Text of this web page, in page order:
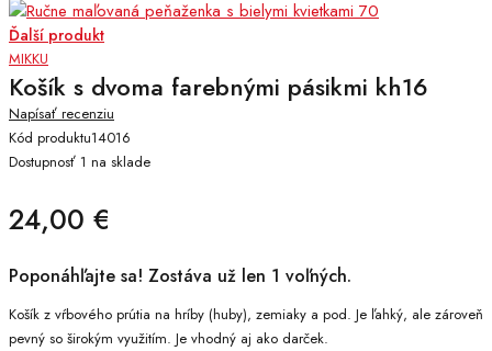
Ďalší produkt
MIKKU
Košík s dvoma farebnými pásikmi kh16
Napísať recenziu
Kód produktu14016
Dostupnosť 1 na sklade
24,00 €
Poponáhľajte sa! Zostáva už len 1 voľných.
Košík z vŕbového prútia na hríby (huby), zemiaky a pod. Je ľahký, ale zároveň
pevný so širokým využitím. Je vhodný aj ako darček.